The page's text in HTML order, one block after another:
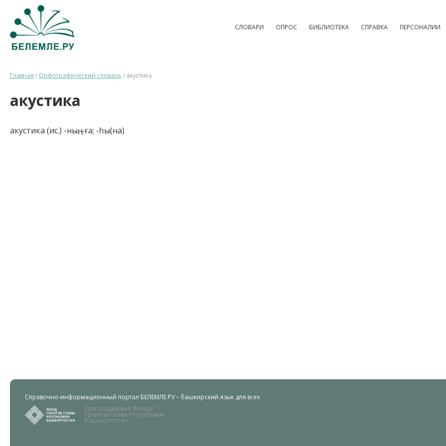
СЛОВАРИ ОПРОС БИБЛИОТЕКА СПРАВКА ПЕРСОНАЛИИ
Главная / Орфографический словарь / акустика
акустика
акустика (ис.) -ның, -ға; -һы(на)
Справочно-информационный портал БЕЛЕМЛЕ.РУ – башкирский язык для всех
При поддержке Фонда
Грантов Главы Республики
Башкортостан.